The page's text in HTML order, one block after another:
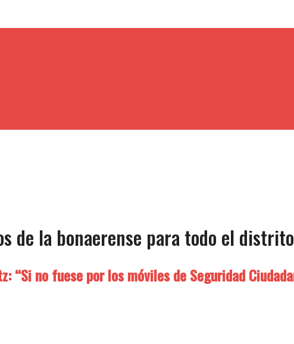
de la bonaerense para todo el
“Si no fuese por los móviles de Seguridad